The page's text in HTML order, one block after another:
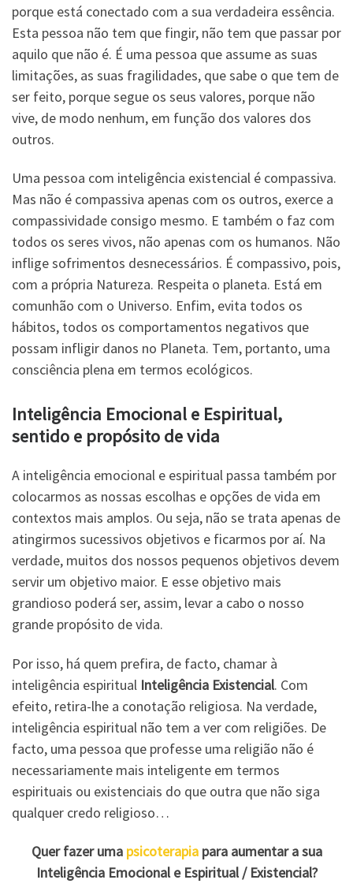
porque está conectado com a sua verdadeira essência.
Esta pessoa não tem que fingir, não tem que passar por
aquilo que não é. É uma pessoa que assume as suas
limitações, as suas fragilidades, que sabe o que tem de
ser feito, porque segue os seus valores, porque não
vive, de modo nenhum, em função dos valores dos
outros.
Uma pessoa com inteligência existencial é compassiva.
Mas não é compassiva apenas com os outros, exerce a
compassividade consigo mesmo. E também o faz com
todos os seres vivos, não apenas com os humanos. Não
inflige sofrimentos desnecessários. É compassivo, pois,
com a própria Natureza. Respeita o planeta. Está em
comunhão com o Universo. Enfim, evita todos os
hábitos, todos os comportamentos negativos que
possam infligir danos no Planeta. Tem, portanto, uma
consciência plena em termos ecológicos.
Inteligência Emocional e Espiritual,
sentido e propósito de vida
A inteligência emocional e espiritual passa também por
colocarmos as nossas escolhas e opções de vida em
contextos mais amplos. Ou seja, não se trata apenas de
atingirmos sucessivos objetivos e ficarmos por aí. Na
verdade, muitos dos nossos pequenos objetivos devem
servir um objetivo maior. E esse objetivo mais
grandioso poderá ser, assim, levar a cabo o nosso
grande propósito de vida.
Por isso, há quem prefira, de facto, chamar à
inteligência espiritual Inteligência Existencial. Com
efeito, retira-lhe a conotação religiosa. Na verdade,
inteligência espiritual não tem a ver com religiões. De
facto, uma pessoa que professe uma religião não é
necessariamente mais inteligente em termos
espirituais ou existenciais do que outra que não siga
qualquer credo religioso…
Quer fazer uma psicoterapiapara aumentar a sua
Inteligência Emocional e Espiritual / Existencial?